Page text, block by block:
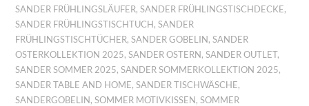
SANDER FRÜHLINGSLÄUFER,SANDER FRÜHLINGSTISCHDECKE,
SANDER FRÜHLINGSTISCHTUCH ,SANDER
FRÜHLINGSTISCHTÜCHER,SANDER GOBELIN ,SANDER
OSTERKOLLEKTION 2025,SANDER OSTERN ,SANDER OUTLET,
SANDER SOMMER 2025,SANDER SOMMERKOLLEKTION 2025,
SANDER TABLE AND HOME,SANDER TISCHWÄSCHE,
SANDERGOBELIN ,SOMMER MOTIVKISSEN ,SOMMER